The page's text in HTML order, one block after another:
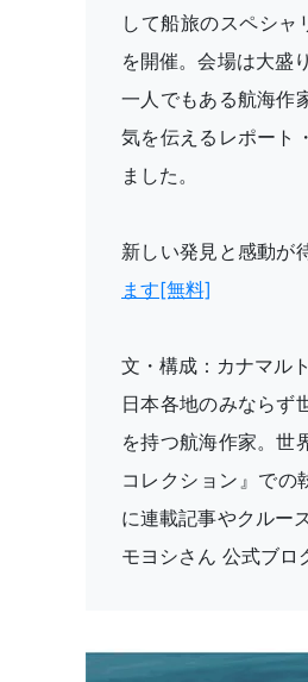
して船旅のスペシ
を開催。会場は大盛
一人でもある航海作
気を伝えるレポート
ました。
新しい発見と感動が
ます[無料]
文・構成：カナマル
日本各地のみならず
を持つ航海作家。世
コレクション』での
に連載記事やクルー
モヨシさん 公式ブロ